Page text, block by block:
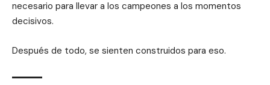
necesario para llevar a los campeones a los momentos
decisivos.
Después de todo, se sienten construidos para eso.